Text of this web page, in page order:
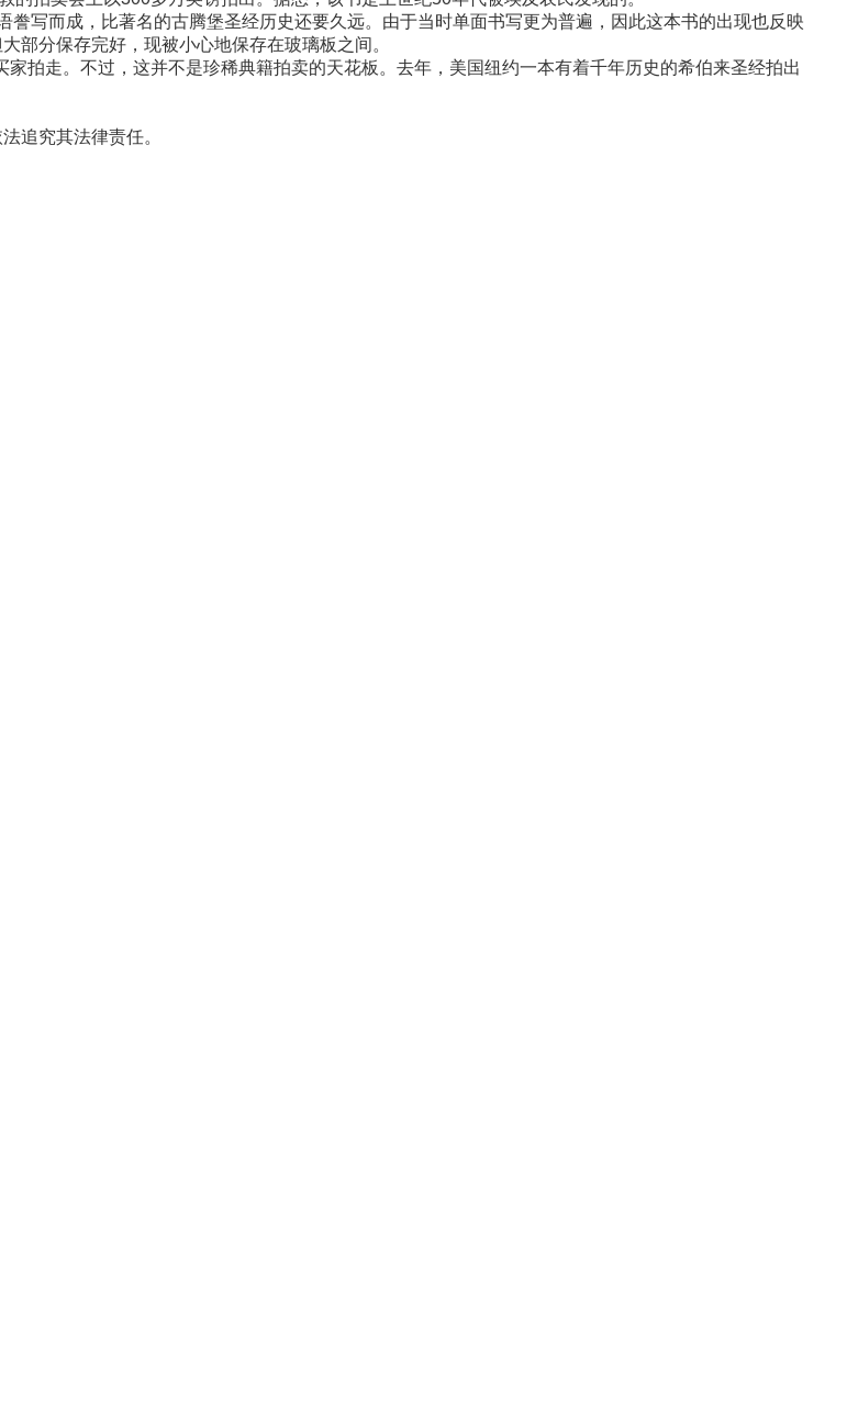
而成，比著名的古腾堡圣经历史还要久远。由于当时单面书写更为普遍，因此这本书的出现也反映
部分保存完好，现被小心地保存在玻璃板之间。
走。不过，这并不是珍稀典籍拍卖的天花板。去年，美国纽约一本有着千年历史的希伯来圣经拍出
追究其法律责任。